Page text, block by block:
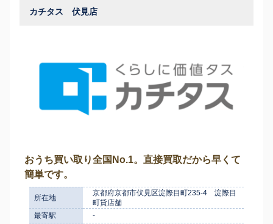
カチタス 伏見店
おうち買い取り全国No.1。直接買取だから早くて
簡単です。
所在地
京都府京都市伏見区淀際目町235-4 淀際目
町貸店舗
最寄駅
-